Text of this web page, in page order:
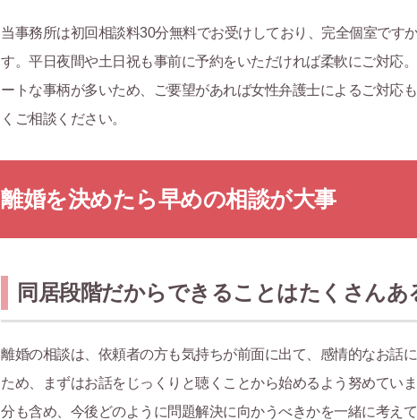
当事務所は初回相談料30分無料でお受けしており、完全個室です
す。平日夜間や土日祝も事前に予約をいただければ柔軟にご対応
ートな事柄が多いため、ご要望があれば女性弁護士によるご対応
くご相談ください。
離婚を決めたら早めの相談が大事
同居段階だからできることはたくさんあ
離婚の相談は、依頼者の方も気持ちが前面に出て、感情的なお話
ため、まずはお話をじっくりと聴くことから始めるよう努めてい
分も含め、今後どのように問題解決に向かうべきかを一緒に考えて